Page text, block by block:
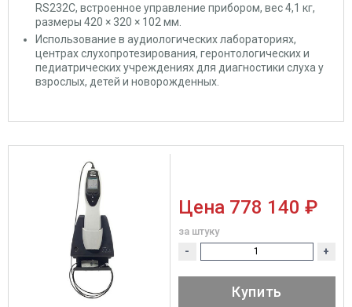
RS232C, встроенное управление прибором, вес 4,1 кг,
размеры 420 × 320 × 102 мм.
Использование в аудиологических лабораториях,
центрах слухопротезирования, геронтологических и
педиатрических учреждениях для диагностики слуха у
взрослых, детей и новорожденных.
Цена 778 140 ₽
за штуку
- +
Купить